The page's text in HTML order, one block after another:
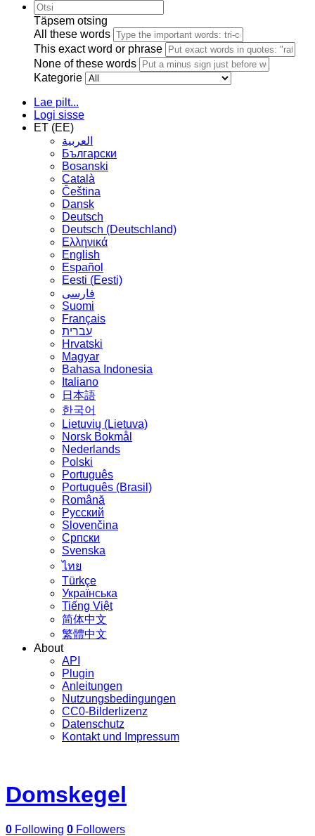
Täpsem otsing
All these words
This exact word or phrase
None of these words
Kategorie
Lae pilt...
Logi sisse
ET (EE)
العربية
Български
Bosanski
Сatalà
Čeština
Dansk
Deutsch
Deutsch (Deutschland)
Ελληνικά
English
Español
Eesti (Eesti)
فارسی
Suomi
Français
עברית
Hrvatski
Magyar
Bahasa Indonesia
Italiano
日本語
한국어
Lietuvių (Lietuva)
‪Norsk Bokmål‬
Nederlands
Polski
Português
Português (Brasil)
Română
Русский
Slovenčina
Српски
Svenska
ไทย
Türkçe
Українська
Tiếng Việt
简体中文
繁體中文
About
API
Plugin
Anleitungen
Nutzungsbedingungen
CC0-Bilderlizenz
Datenschutz
Kontakt und Impressum
Domskegel
0 Following 0 Followers